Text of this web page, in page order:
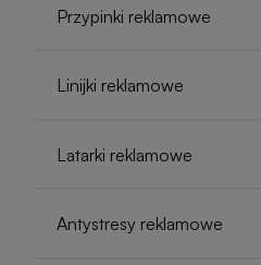
Przypinki reklamowe
Linijki reklamowe
Latarki reklamowe
Antystresy reklamowe